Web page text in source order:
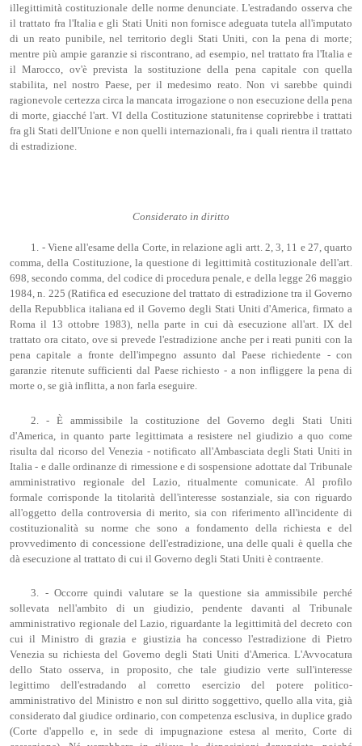
illegittimità costituzionale delle norme denunciate. L'estradando osserva che
il trattato fra l'Italia e gli Stati Uniti non fornisce adeguata tutela all'imputato
di un reato punibile, nel territorio degli Stati Uniti, con la pena di morte;
mentre più ampie garanzie si riscontrano, ad esempio, nel trattato fra l'Italia e
il Marocco, ov'è prevista la sostituzione della pena capitale con quella
stabilita, nel nostro Paese, per il medesimo reato. Non vi sarebbe quindi
ragionevole certezza circa la mancata irrogazione o non esecuzione della pena
di morte, giacché l'art. VI della Costituzione statunitense coprirebbe i trattati
fra gli Stati dell'Unione e non quelli internazionali, fra i quali rientra il trattato
di estradizione.
Considerato in diritto
1. - Viene all'esame della Corte, in relazione agli artt. 2, 3, 11 e 27, quarto
comma, della Costituzione, la questione di legittimità costituzionale dell'art.
698, secondo comma, del codice di procedura penale, e della legge 26 maggio
1984, n. 225 (Ratifica ed esecuzione del trattato di estradizione tra il Governo
della Repubblica italiana ed il Governo degli Stati Uniti d'America, firmato a
Roma il 13 ottobre 1983), nella parte in cui dà esecuzione all'art. IX del
trattato ora citato, ove si prevede l'estradizione anche per i reati puniti con la
pena capitale a fronte dell'impegno assunto dal Paese richiedente - con
garanzie ritenute sufficienti dal Paese richiesto - a non infliggere la pena di
morte o, se già inflitta, a non farla eseguire.
2. - È ammissibile la costituzione del Governo degli Stati Uniti
d'America, in quanto parte legittimata a resistere nel giudizio a quo come
risulta dal ricorso del Venezia - notificato all'Ambasciata degli Stati Uniti in
Italia - e dalle ordinanze di rimessione e di sospensione adottate dal Tribunale
amministrativo regionale del Lazio, ritualmente comunicate. Al profilo
formale corrisponde la titolarità dell'interesse sostanziale, sia con riguardo
all'oggetto della controversia di merito, sia con riferimento all'incidente di
costituzionalità su norme che sono a fondamento della richiesta e del
provvedimento di concessione dell'estradizione, una delle quali è quella che
dà esecuzione al trattato di cui il Governo degli Stati Uniti è contraente.
3. - Occorre quindi valutare se la questione sia ammissibile perché
sollevata nell'ambito di un giudizio, pendente davanti al Tribunale
amministrativo regionale del Lazio, riguardante la legittimità del decreto con
cui il Ministro di grazia e giustizia ha concesso l'estradizione di Pietro
Venezia su richiesta del Governo degli Stati Uniti d'America. L'Avvocatura
dello Stato osserva, in proposito, che tale giudizio verte sull'interesse
legittimo dell'estradando al corretto esercizio del potere politico-
amministrativo del Ministro e non sul diritto soggettivo, quello alla vita, già
considerato dal giudice ordinario, con competenza esclusiva, in duplice grado
(Corte d'appello e, in sede di impugnazione estesa al merito, Corte di